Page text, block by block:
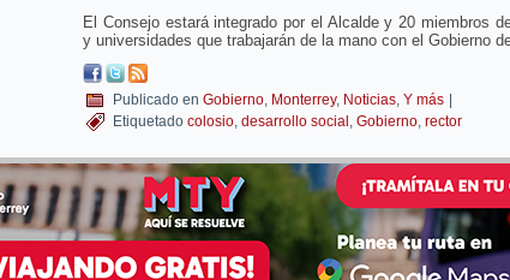
El Consejo estará integrado por el Alcalde y 20 miembros
y universidades que trabajarán de la mano con el Gobierno
Publicado en Gobierno, Monterrey, Noticias, Y más
Etiquetado colosio, desarrollo social , Gobierno, rector